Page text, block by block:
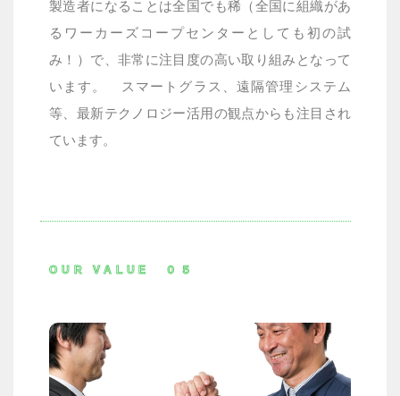
製造者になることは全国でも稀（全国に組織があ
るワーカーズコープセンターとしても初の試
み！）で、非常に注目度の高い取り組みとなって
います。
スマートグラス、遠隔管理システム
等、最新テクノロジー活用の観点からも注目され
ています。
OUR VALUE ０５